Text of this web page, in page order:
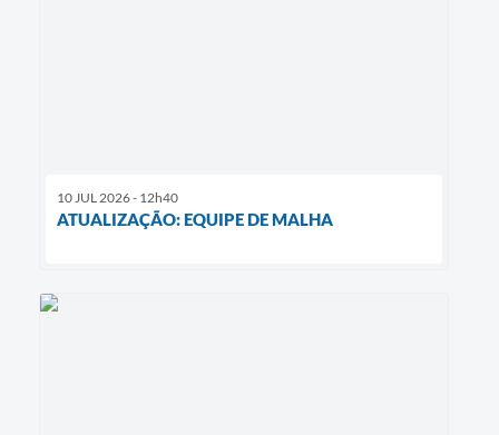
10 JUL 2026 - 12h40
ATUALIZAÇÃO: EQUIPE DE MALHA